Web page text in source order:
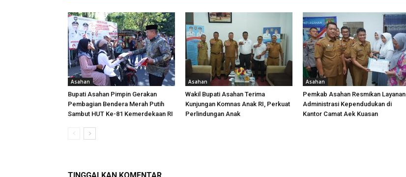
Asahan
Bupati Asahan Pimpin Gerakan
Pembagian Bendera Merah Putih
Sambut HUT Ke-81 Kemerdekaan RI
Asahan
Wakil Bupati Asahan Terima
Kunjungan Komnas Anak RI, Perkuat
Perlindungan Anak
Asahan
Pemkab Asahan Resmikan Layanan
Administrasi Kependudukan di
Kantor Camat Aek Kuasan